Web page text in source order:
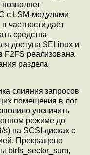
позволяет
с LSM-модулями
в частности даёт
средства
доступа SELinux и
F2FS реализована
раздела
слияния запросов
помещения в лог
увеличить
режиме до
s) на SCSI-дисках с
Прекращено
btrfs_sector_sum,